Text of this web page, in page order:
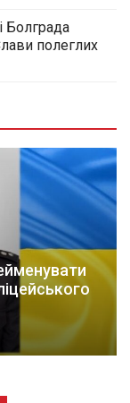
Болграда
полеглих